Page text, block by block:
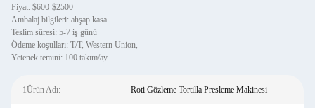
Fiyat: $600-$2500
Ambalaj bilgileri: ahşap kasa
Teslim süresi: 5-7 iş günü
Ödeme koşulları: T/T, Western Union,
Yetenek temini: 100 takım/ay
1Ürün Adı: Roti Gözleme Tortilla Presleme Makinesi